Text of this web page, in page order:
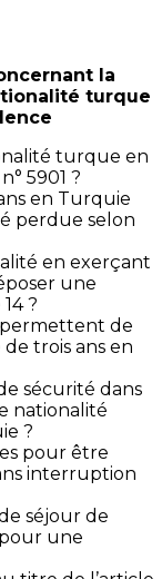
la
turque
turque en
5901 ?
en Turquie
perdue selon
en exerçant
une
?
permettent de
trois ans en
sécurité dans
nationalité
?
pour être
interruption
séjour de
une